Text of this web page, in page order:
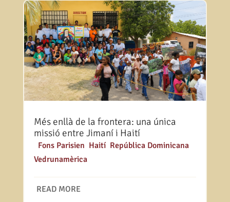
Més enllà de la frontera: una única
missió entre Jimaní i Haití
Fons Parisien Haití, República Dominicana,
Vedrunamèrica
READ MORE